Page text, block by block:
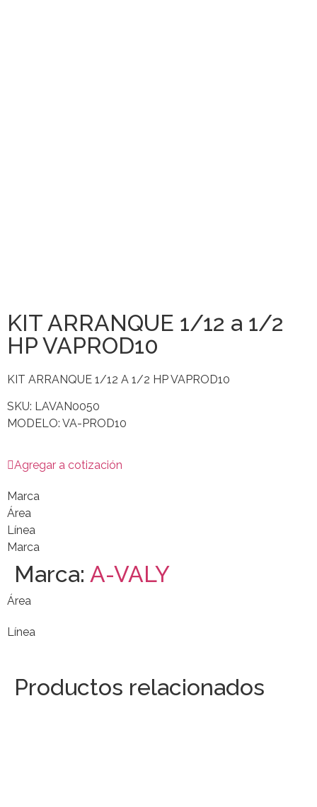
KIT ARRANQUE 1/12 a 1/2
HP VAPROD10
KIT ARRANQUE 1/12 A 1/2 HP VAPROD10
SKU: LAVAN0050
MODELO: VA-PROD10
Agregar a cotización
Marca
Área
Línea
Marca
Marca: A-VALY
Área
Línea
Productos relacionados